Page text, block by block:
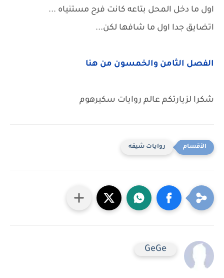
اول ما دخل المحل بتاعه كانت فرح مستنياه ...
اتضايق جدا اول ما شافها لكن...
الفصل الثامن والخمسون من هنا
شكرا لزيارتكم عالم روايات سكيرهوم
روايات شيقه
GeGe